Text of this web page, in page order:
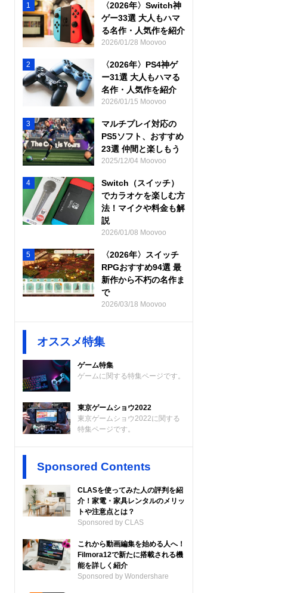
1
〈2026年〉Switch神
ゲー33選 大人もハマ
る名作・人気作を紹介
2026/01/28 Moovoo
2
〈2026年〉PS4神ゲ
ー31選 大人もハマる
名作・人気作を紹介
2026/01/15 Moovoo
3
マルチプレイ対応の
PS5ソフト、おすすめ
23選 仲間と楽しもう
2025/12/04 Moovoo
4
Switch（スイッチ）
でカラオケを楽しむ方
法！マイクや料金も解
説
2026/01/08 Moovoo
5
〈2026年〉スイッチ
RPGおすすめ94選 最
新作から不朽の名作ま
で
2026/03/18 Moovoo
オススメ特集
ゲーム特集
ゲームに関する特集ページです。
東京ゲームショウ2022
東京ゲームショウ2022に関する
特集ページです。
Sponsored Contents
CLASを使ってみた人の評判を紹
介！家電・家具レンタルのメリッ
トや注意点とは？
Sponsored by CLAS
これから動画編集を始める人へ！
Filmora12で新たに搭載される機
能を詳しく紹介
Sponsored by Wondershare